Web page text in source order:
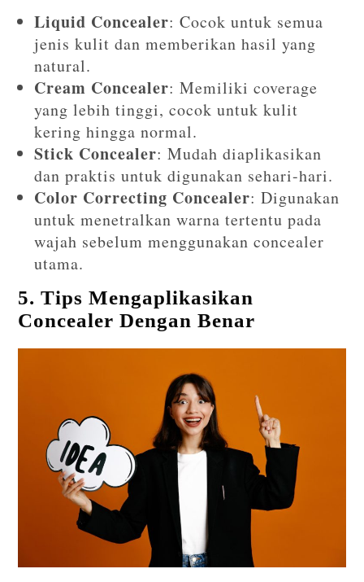
Liquid Concealer: Cocok untuk semua
jenis kulit dan memberikan hasil yang
natural.
Cream Concealer: Memiliki coverage
yang lebih tinggi, cocok untuk kulit
kering hingga normal.
Stick Concealer: Mudah diaplikasikan
dan praktis untuk digunakan sehari-hari.
Color Correcting Concealer: Digunakan
untuk menetralkan warna tertentu pada
wajah sebelum menggunakan concealer
utama.
5. Tips Mengaplikasikan
Concealer Dengan Benar